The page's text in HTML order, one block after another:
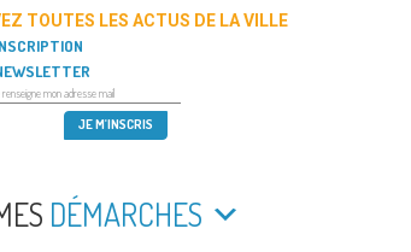
TOUTES LES ACTUS DE LA VILLE
DÉMARCHES